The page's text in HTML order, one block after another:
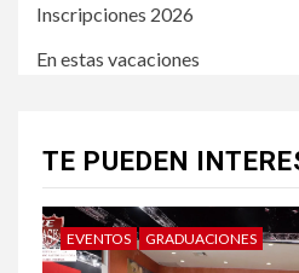
Inscripciones 2026
En estas vacaciones
TE PUEDEN
EVENTOS GRADUACIONES